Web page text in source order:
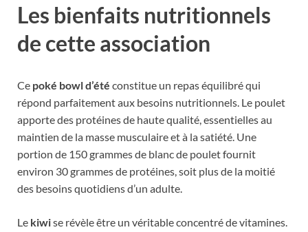
Les bienfaits nutritionnels
de cette association
Ce poké bowl d’été constitue un repas équilibré qui
répond parfaitement aux besoins nutritionnels. Le poulet
apporte des protéines de haute qualité, essentielles au
maintien de la masse musculaire et à la satiété. Une
portion de 150 grammes de blanc de poulet fournit
environ 30 grammes de protéines, soit plus de la moitié
des besoins quotidiens d’un adulte.
Le kiwise révèle être un véritable concentré de vitamines.